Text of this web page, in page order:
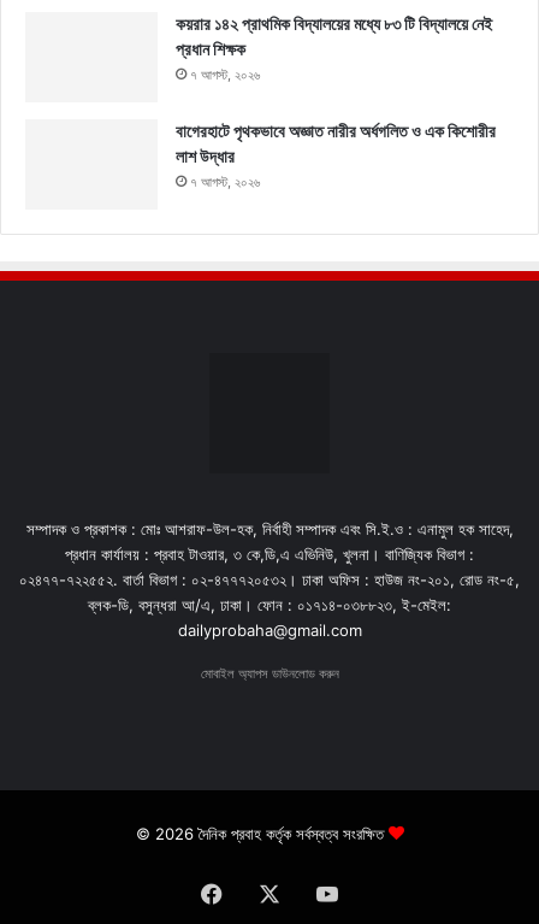
কয়রার ১৪২ প্রাথমিক বিদ্যালয়ের মধ্যে ৮৩ টি বিদ্যালয়ে নেই
প্রধান শিক্ষক
৭ আগস্ট, ২০২৬
বাগেরহাটে পৃথকভাবে অজ্ঞাত নারীর অর্ধগলিত ও এক কিশোরীর
লাশ উদ্ধার
৭ আগস্ট, ২০২৬
সম্পাদক ও প্রকাশক : মোঃ আশরাফ-উল-হক, নির্বাহী সম্পাদক এবং সি.ই.ও : এনামুল হক সাহেদ,
প্রধান কার্যালয় : প্রবাহ টাওয়ার, ৩ কে,ডি,এ এভিনিউ, খুলনা। বাণিজ্যিক বিভাগ :
০২৪৭৭-৭২২৫৫২. বার্তা বিভাগ : ০২-৪৭৭৭২০৫৩২। ঢাকা অফিস : হাউজ নং-২০১, রোড নং-৫,
ব্লক-ডি, বসুন্ধরা আ/এ, ঢাকা। ফোন : ০১৭১৪-০৩৮৮২৩, ই-মেইল:
dailyprobaha@gmail.com
মোবাইল অ্যাপস ডাউনলোড করুন
© 2026 দৈনিক প্রবাহ কর্তৃক সর্বস্বত্ব সংরক্ষিত
Facebook